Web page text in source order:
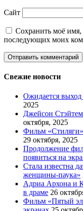
Сайт
Сохранить моё имя,
последующих моих
Свежие новости
Ожидается
2025
Джейсон
октября, 2025
Фильм
29 октября, 2025
Продолжение
появиться на
Стала известна
женщины-паука»
Адриа Архона и
в драме 26
Фильм «Пятый